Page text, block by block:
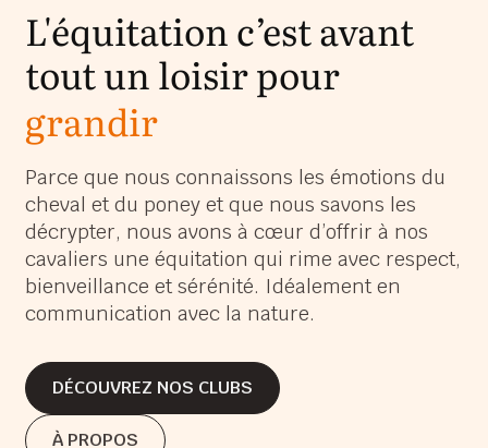
L'équitation c’est avant
tout un loisir pour
grandir
s’épanouir
s’amuser
grandir
Parce que nous connaissons les émotions du
cheval et du poney et que nous savons les
décrypter, nous avons à cœur d’offrir à nos
cavaliers une équitation qui rime avec respect,
bienveillance et sérénité. Idéalement en
communication avec la nature.
DÉCOUVREZ NOS CLUBS
DÉCOUVREZ NOS CLUBS
À PROPOS